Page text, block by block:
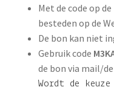
Met de code op
besteden op de
De bon kan niet
Gebruik code
de bon via mail/
Wordt de